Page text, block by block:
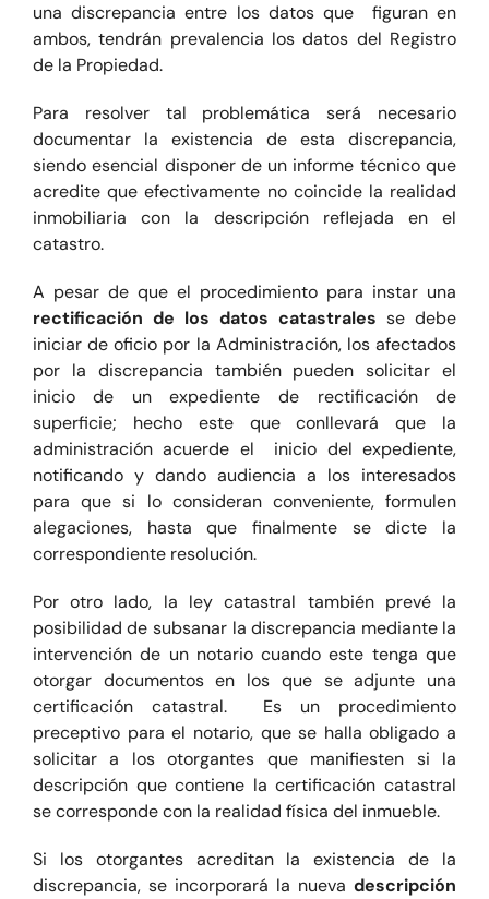
una discrepancia entre los datos que figuran en
ambos, tendrán prevalencia los datos del Registro
de la Propiedad.
Para resolver tal problemática será necesario
documentar la existencia de esta discrepancia,
siendo esencial disponer de un informe técnico que
acredite que efectivamente no coincide la realidad
inmobiliaria con la descripción reflejada en el
catastro.
A pesar de que el procedimiento para instar una
rectificación de los datos catastrales se debe
iniciar de oficio por la Administración, los afectados
por la discrepancia también pueden solicitar el
inicio de un expediente de rectificación de
superficie; hecho este que conllevará que la
administración acuerde el inicio del expediente,
notificando y dando audiencia a los interesados
para que si lo consideran conveniente, formulen
alegaciones, hasta que finalmente se dicte la
correspondiente resolución.
Por otro lado, la ley catastral también prevé la
posibilidad de subsanar la discrepancia mediante la
intervención de un notario cuando este tenga que
otorgar documentos en los que se adjunte una
certificación catastral. Es un procedimiento
preceptivo para el notario, que se halla obligado a
solicitar a los otorgantes que manifiesten si la
descripción que contiene la certificación catastral
se corresponde con la realidad física del inmueble.
Si los otorgantes acreditan la existencia de la
discrepancia, se incorporará la nuevadescripción